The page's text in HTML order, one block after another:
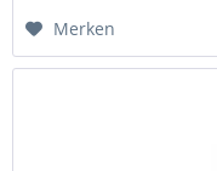
Merken